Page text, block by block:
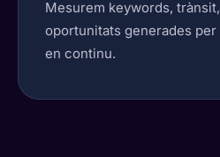
Mesurem keywords,
oportunitats generades
en continu.